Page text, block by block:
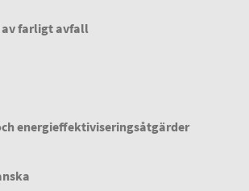
av farligt avfall
energieffektiviseringsåtgärder